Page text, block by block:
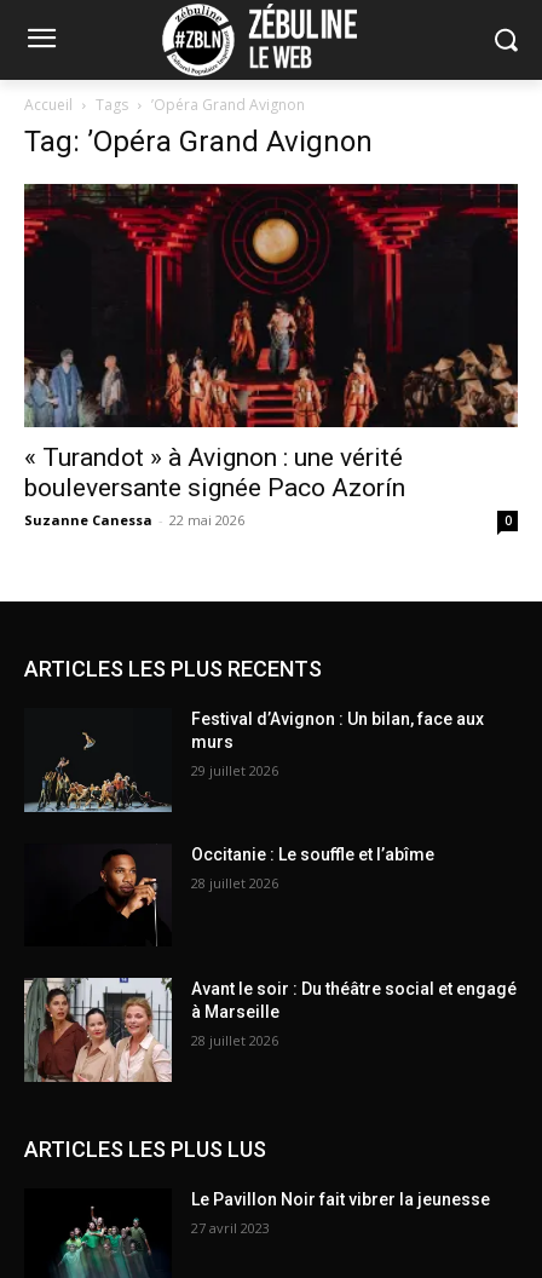
Accueil Tags ’Opéra Grand Avignon
Tag: ’Opéra Grand Avignon
« Turandot » à Avignon : une vérité
bouleversante signée Paco Azorín
Suzanne Canessa - 22 mai 2026 0
ARTICLES LES PLUS RECENTS
Festival d’Avignon : Un bilan, face aux
murs
29 juillet 2026
Occitanie : Le souffle et l’abîme
28 juillet 2026
Avant le soir : Du théâtre social et engagé
à Marseille
28 juillet 2026
ARTICLES LES PLUS LUS
Le Pavillon Noir fait vibrer la jeunesse
27 avril 2023